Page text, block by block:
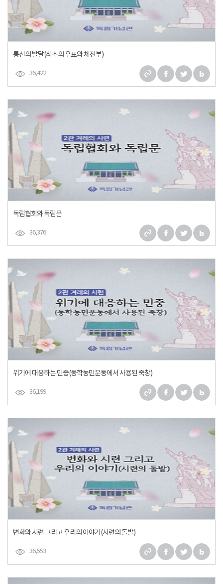
통신의 발달(최초의 우표와 체전부)
36,422
독립협회와 독립문
36,376
위기에 대응하는 민중(동학농민운동에서 사용된 죽창)
36,199
변화와 시련 그리고 우리의 이야기(시련의 돌발)
36,553